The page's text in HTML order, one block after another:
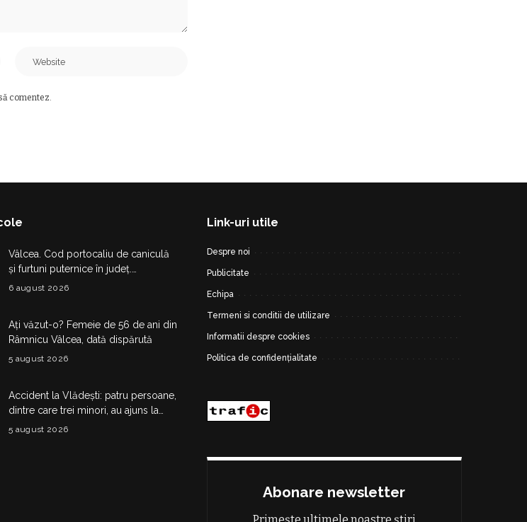
comentez.
Vâlcea. Cod portocaliu de caniculă
și furtuni puternice în județ.
Temperaturi de până la 38°C și risc
6 august 2026
Ați văzut-o? Femeie de 56 de ani din
Râmnicu Vâlcea, dată dispărută
5 august 2026
Accident la Vlădești: patru persoane,
dintre care trei minori, au ajuns la
spital după impactul dintre două
5 august 2026
Link-uri utile
Despre noi
Publicitate
Echipa
Termeni si conditii de utilizare
Informatii despre cookies
Politica de confidențialitate
Abonare newsletter
Primește ultimele noastre știri